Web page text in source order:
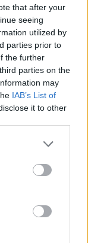
that after your
seeing
utilized by
parties prior to
the further
parties on the
may
IAB’s List of
it to other
more Google
may click to
party tags to
below Google
fia lett az
is
fia, Adrien. A
négyen
a legtöbb
tavaly bajnoki